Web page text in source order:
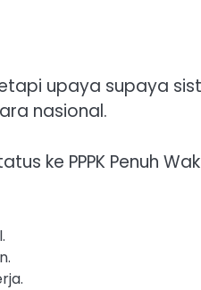
upaya supaya
nasional.
ke PPPK Penuh